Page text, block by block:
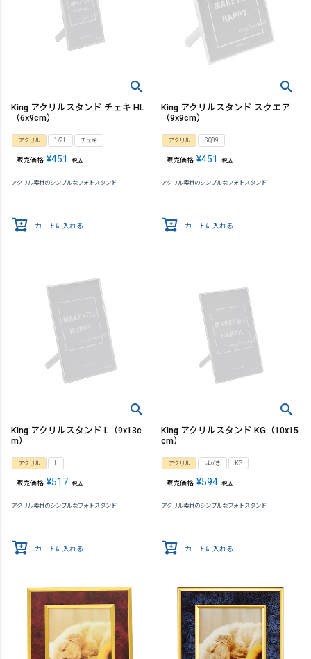
King アクリルスタンド チェキ HL
（6x9cm）
アクリル 1/2L チェキ
販売価格 ¥451 税込
アクリル素材のシンプルなフォトスタンド
カートに入れる
King アクリルスタンド スクエア
（9x9cm）
アクリル SQ89
販売価格 ¥451 税込
アクリル素材のシンプルなフォトスタンド
カートに入れる
King アクリルスタンド L（9x13c
m）
アクリル L
販売価格 ¥517 税込
アクリル素材のシンプルなフォトスタンド
カートに入れる
King アクリルスタンド KG（10x15
cm）
アクリル はがき KG
販売価格 ¥594 税込
アクリル素材のシンプルなフォトスタンド
カートに入れる